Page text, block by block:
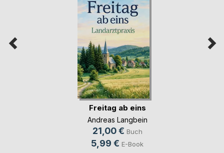
Freitag ab eins
Andreas Langbein
21,00 € Buch
5,99 € E-Book